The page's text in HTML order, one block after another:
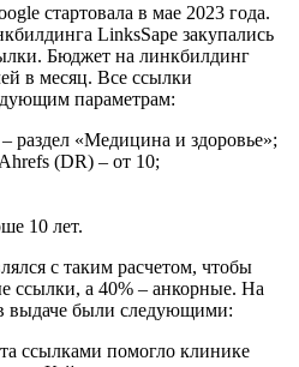
стартовала в мае 2023 года.
LinksSape закупались
Бюджет на линкбилдинг
в месяц. Все ссылки
параметрам:
раздел «Медицина и здоровье»‎;
(DR) – от 10;
10 лет.
с таким расчетом, чтобы
ссылки, а 40% – анкорные. На
в выдаче были следующими: